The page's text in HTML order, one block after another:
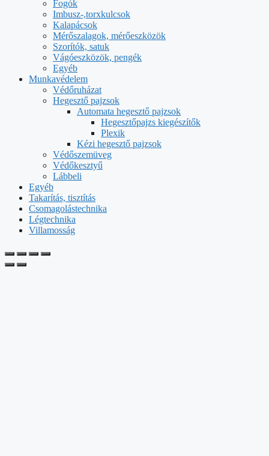
Fogók
Imbusz-,torxkulcsok
Kalapácsok
Mérőszalagok, mérőeszközök
Szorítók, satuk
Vágóeszközök, pengék
Egyéb
Munkavédelem
Védőruházat
Hegesztő pajzsok
Automata hegesztő pajzsok
Hegesztőpajzs kiegészítők
Plexik
Kézi hegesztő pajzsok
Védőszemüveg
Védőkesztyű
Lábbeli
Egyéb
Takarítás, tisztítás
Csomagolástechnika
Légtechnika
Villamosság